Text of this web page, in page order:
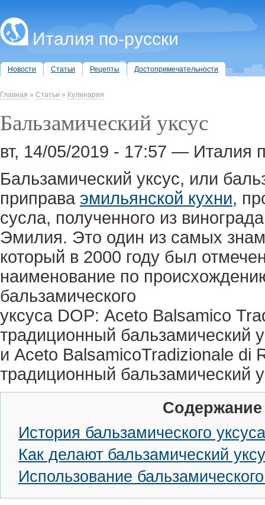
Италия по-русски
Новости Статьи Рецепты Достопримечательности
Главная » Статьи » Кулинария
Бальзамический уксус
вт, 14/05/2019 - 17:57 — Италия
Бальзамический уксус, или
приправа эмильянской кухни,
сусла, полученного из
Эмилия. Это один из самых
который в 2000 году был
наименование по
бальзамического
уксуса DOP: Aceto Balsamico
традиционный бальзамический
и Aceto BalsamicoTradizionale di
традиционный бальзамический
Содержание
История бальзамического уксуса
Как делают бальзамический
Использование